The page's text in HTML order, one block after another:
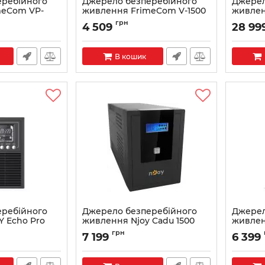
VP-
живлення FrimeCom V-1500
Артикул:
4 509 грн
В кошик
3000
Артикул:
28
Echo Pro
CG01B)
Джерело безперебійного
живлення Njoy Cadu 1500
(UPCMTLS615HCAAZ01B)
Артикул:
7 199 грн
1500
Lin.int.,
LCD,
Артикул:
6 399